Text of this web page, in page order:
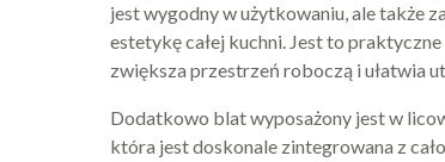
jest wygodny w użytkowaniu, ale także
estetykę całej kuchni. Jest to
zwiększa przestrzeń roboczą i ułatwia
Dodatkowo blat wyposażony jest w
która jest doskonale zintegrowana z